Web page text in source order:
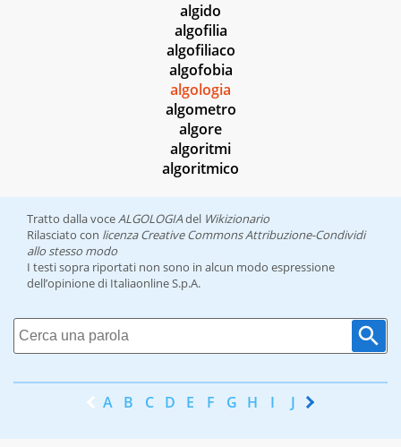
algido
algofilia
algofiliaco
algofobia
algologia
algometro
algore
algoritmi
algoritmico
Tratto dalla voceALGOLOGIAdel Wikizionario
Rilasciato con licenza Creative Commons Attribuzione-Condividi
allo stesso modo
I testi sopra riportati non sono in alcun modo espressione
dell’opinione di Italiaonline S.p.A.
A B C D E F G H I J K